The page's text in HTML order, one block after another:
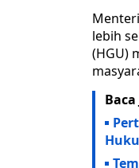
lebih
(HGU)
Baca